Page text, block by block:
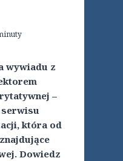
wywiadu z
–
serwisu
która od
Dowiedz